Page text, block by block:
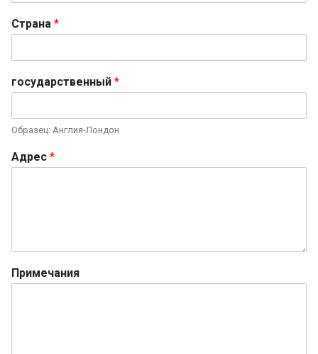
Страна *
государственный *
Образец: Англия-Лондон
Адрес *
Примечания